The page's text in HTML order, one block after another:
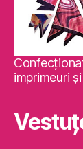
imprimeuri